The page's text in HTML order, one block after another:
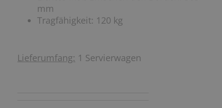
mm
Tragfähigkeit: 120 kg
Lieferumfang: 1 Servierwagen